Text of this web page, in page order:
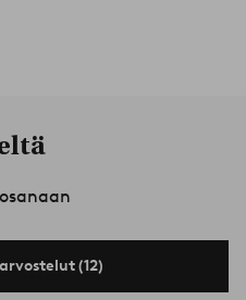
(12)